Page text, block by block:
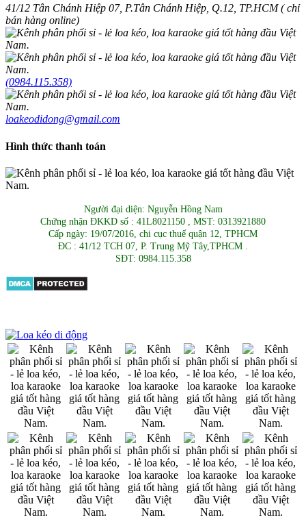
41/12 Tân Chánh Hiệp 07, P.Tân Chánh Hiệp, Q.12, TP.HCM ( chỉ
bán hàng online)
(0984.115.358)
loakeodidong@gmail.com
Hình thức thanh toán
Người đại diện: Nguyễn Hồng Nam
Chứng nhận ĐKKD số : 41L8021150 , MST: 0313921880
Cấp ngày: 19/07/2016, chi cục thuế quận 12, TPHCM
ĐC : 41/12 TCH 07, P. Trung Mỹ Tây,TPHCM .
SĐT: 0984.115.358